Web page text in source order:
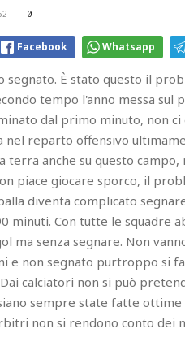
0
Facebook Whatsapp
segnato. È stato questo il
tempo l'anno messa
dal primo minuto, non
nel reparto offensivo
terra anche su questo
piace giocare sporco, il
diventa complicato
minuti. Con tutte le squadre
ma senza segnare. Non
e non segnato purtroppo si
calciatori non si può
sempre state fatte ottime
non si rendono conto dei